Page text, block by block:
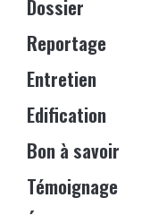
Dossier
Reportage
Entretien
Edification
Bon à savoir
Témoignage